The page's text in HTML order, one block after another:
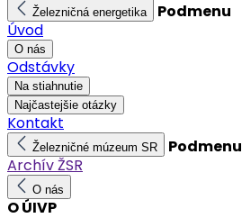
Železničná energetika
Podmenu
Úvod
O nás
Odstávky
Na stiahnutie
Najčastejšie otázky
Kontakt
Železničné múzeum SR
Podmenu
Archív ŽSR
O nás
O ÚIVP